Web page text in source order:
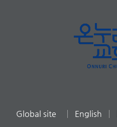
Global site English